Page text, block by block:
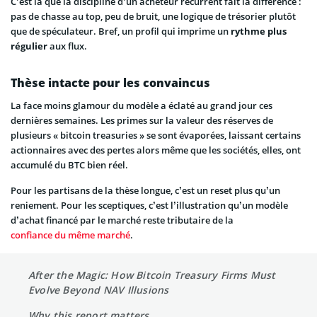
pas de chasse au top, peu de bruit, une logique de trésorier plutôt
que de spéculateur. Bref, un profil qui imprime un rythme plus
régulieraux flux.
Thèse intacte pour les convaincus
La face moins glamour du modèle a éclaté au grand jour ces
dernières semaines. Les primes sur la valeur des réserves de
plusieurs « bitcoin treasuries » se sont évaporées, laissant certains
actionnaires avec des pertes alors même que les sociétés, elles, ont
accumulé du BTC bien réel.
Pour les partisans de la thèse longue, c’est un reset plus qu’un
reniement. Pour les sceptiques, c’est l’illustration qu’un modèle
d’achat financé par le marché reste tributaire de la
confiance du même marché.
After the Magic: How Bitcoin Treasury Firms Must
Evolve Beyond NAV Illusions